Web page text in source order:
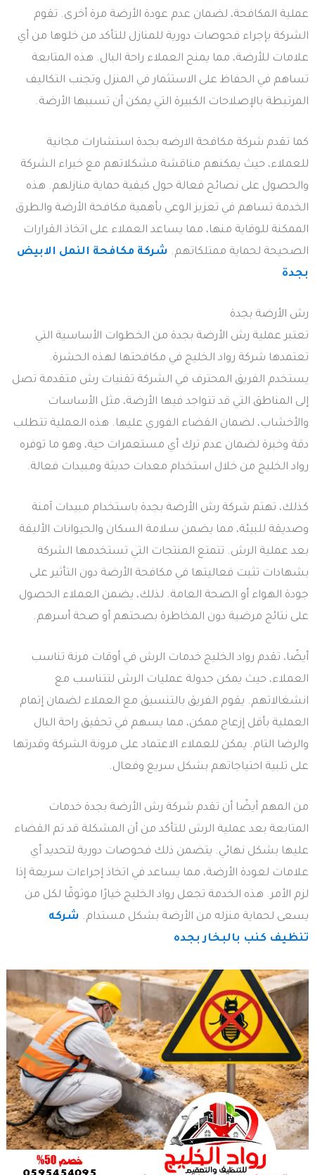
عملية المكافحة، لضمان عدم عودة الأرضة مرة أخرى. تقوم
الشركة بإجراء فحوصات دورية للمنازل للتأكد من خلوها من أي
علامات للأرضة، مما يمنح العملاء راحة البال. هذه المتابعة
تساهم في الحفاظ على الاستثمار في المنزل وتجنب التكاليف
المرتبطة بالإصلاحات الكبيرة التي يمكن أن تسببها الأرضة.
كما تقدم شركة مكافحة الارضه بجدة استشارات مجانية
للعملاء، حيث يمكنهم مناقشة مشكلاتهم مع خبراء الشركة
والحصول على نصائح فعالة حول كيفية حماية منازلهم. هذه
الخدمة تساهم في تعزيز الوعي بأهمية مكافحة الأرضة والطرق
الممكنة للوقاية منها، مما يساعد العملاء على اتخاذ القرارات
الصحيحة لحماية ممتلكاتهم. شركة مكافحة النمل الابيض
بجدة
رش الأرضة بجدة
تعتبر عملية رش الأرضة بجدة من الخطوات الأساسية التي
تعتمدها شركة رواد الخليج في مكافحتها لهذه الحشرة.
يستخدم الفريق المحترف في الشركة تقنيات رش متقدمة تصل
إلى المناطق التي قد تتواجد فيها الأرضة، مثل الأساسات
والأخشاب، لضمان القضاء الفوري عليها. هذه العملية تتطلب
دقة وخبرة لضمان عدم ترك أي مستعمرات حية، وهو ما توفره
رواد الخليج من خلال استخدام معدات حديثة ومبيدات فعالة.
كذلك، تهتم شركة رش الأرضة بجدة باستخدام مبيدات آمنة
وصديقة للبيئة، مما يضمن سلامة السكان والحيوانات الأليفة
بعد عملية الرش. تتمتع المنتجات التي تستخدمها الشركة
بشهادات تثبت فعاليتها في مكافحة الأرضة دون التأثير على
جودة الهواء أو الصحة العامة. لذلك، يضمن العملاء الحصول
على نتائج مرضية دون المخاطرة بصحتهم أو صحة أسرهم.
أيضًا، تقدم رواد الخليج خدمات الرش في أوقات مرنة تناسب
العملاء، حيث يمكن جدولة عمليات الرش لتتناسب مع
انشغالاتهم. يقوم الفريق بالتنسيق مع العملاء لضمان إتمام
العملية بأقل إزعاج ممكن، مما يسهم في تحقيق راحة البال
والرضا التام. يمكن للعملاء الاعتماد على مرونة الشركة وقدرتها
على تلبية احتياجاتهم بشكل سريع وفعال.
من المهم أيضًا أن تقدم شركة رش الأرضة بجدة خدمات
المتابعة بعد عملية الرش للتأكد من أن المشكلة قد تم القضاء
عليها بشكل نهائي. يتضمن ذلك فحوصات دورية لتحديد أي
علامات لعودة الأرضة، مما يساعد في اتخاذ إجراءات سريعة إذا
لزم الأمر. هذه الخدمة تجعل رواد الخليج خيارًا موثوقًا لكل من
يسعى لحماية منزله من الأرضة بشكل مستدام. شركه
تنظيف كنب بالبخار بجده